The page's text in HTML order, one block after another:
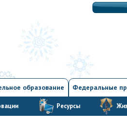
образование Федеральные
Ресурсы